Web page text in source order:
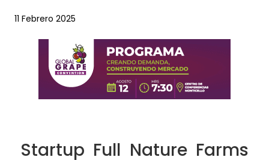
11 Febrero 2025
Startup Full Nature Farms